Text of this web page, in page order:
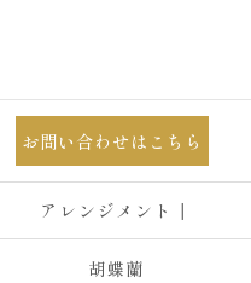
お問い合わせはこちら
アレンジメント┃
胡蝶蘭